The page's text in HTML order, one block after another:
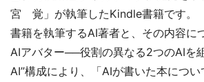
宮 覚」が執筆したKindle書籍です。
書籍を執筆するAI著者と、その内容に
AIアバター──役割の異なる2つのAIを
AI”構成により、「AIが書いた本につ